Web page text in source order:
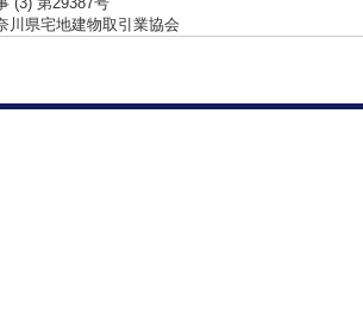
川県宅地建物取引業協会